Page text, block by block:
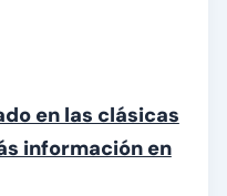
en las clásicas
información en